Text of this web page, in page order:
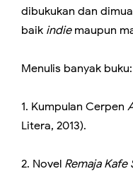
dibukukan dan
baik indiemaupun
Menulis banyak buku:
1. Kumpulan Cerpen
Litera, 2013).
2. Novel Remaja Kafe